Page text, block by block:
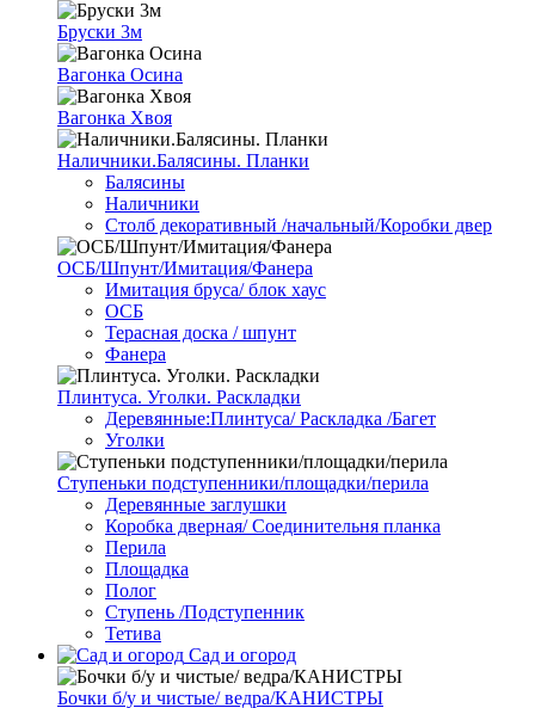
Бруски 3м
Вагонка Осина
Вагонка Хвоя
Наличники.Балясины. Планки
Балясины
Наличники
Столб декоративный /начальный/Коробки двер
ОСБ/Шпунт/Имитация/Фанера
Имитация бруса/ блок хаус
ОСБ
Терасная доска / шпунт
Фанера
Плинтуса. Уголки. Раскладки
Деревянные:Плинтуса/ Раскладка /Багет
Уголки
Ступеньки подступенники/площадки/перила
Деревянные заглушки
Коробка дверная/ Соединительня планка
Перила
Площадка
Полог
Ступень /Подступенник
Тетива
Сад и огород
Бочки б/у и чистые/ ведра/КАНИСТРЫ